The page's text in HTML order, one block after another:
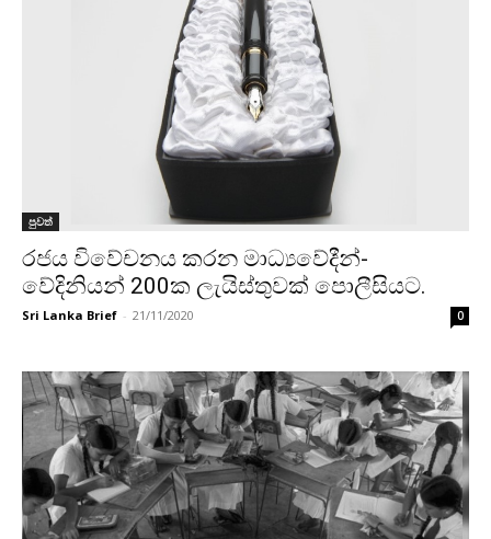
පුවත්
රජය විවේචනය කරන මාධ්‍යවේදීන්-
වේදිනියන් 200ක ලැයිස්තුවක් පොලීසියට.
Sri Lanka Brief - 21/11/2020 0